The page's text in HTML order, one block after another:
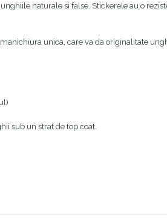
naturale si false. Stickerele au o
unica, care va da originalitate
sub un strat de top coat.